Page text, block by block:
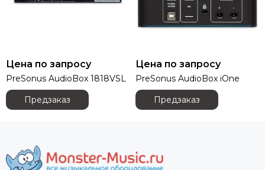
DIALighting
DJ POWER
Dynacord
ECO
Eighteen Sound
Exell
FBT
Цена по запросу
PreSonus AudioBox 1818VSL
Предзаказ
Цена по запросу
PreSonus AudioBox iOne
Предзаказ